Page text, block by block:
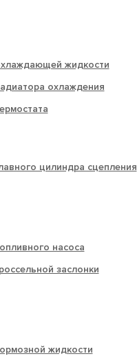
жидкости
охлаждения
цилиндра сцепления
насоса
заслонки
жидкости